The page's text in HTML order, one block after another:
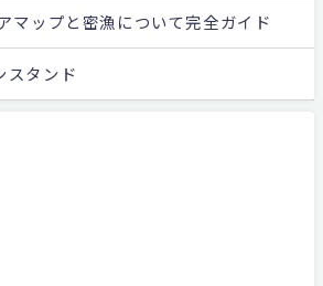
マップと密漁について完全ガイド
スタンド